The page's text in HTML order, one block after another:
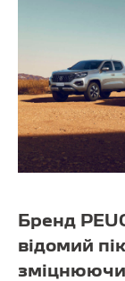
Бренд
відомий
зміцнюючи